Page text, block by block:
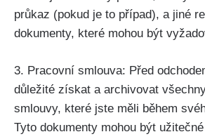
průkaz (pokud je to případ), a jiné
dokumenty, které mohou být
3. Pracovní smlouva: Před
důležité získat a archivovat
smlouvy, které jste měli během
Tyto dokumenty mohou být